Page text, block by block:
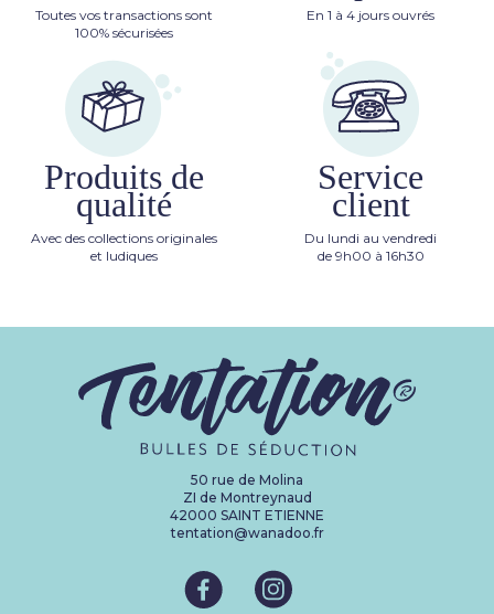
Toutes vos transactions sont
100% sécurisées
En 1 à 4 jours ouvrés
Produits de
qualité
Avec des collections originales
et ludiques
Service
client
Du lundi au vendredi
de 9h00 à 16h30
50 rue de Molina
ZI de Montreynaud
42000 SAINT ETIENNE
tentation@wanadoo.fr